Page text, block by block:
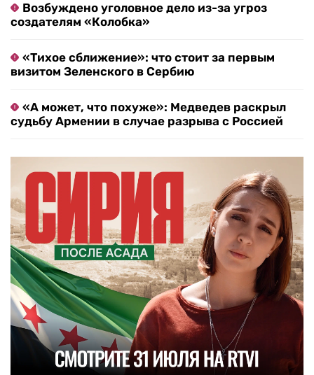
Возбуждено уголовное дело из-за угроз
создателям «Колобка»
«Тихое сближение»: что стоит за первым
визитом Зеленского в Сербию
«А может, что похуже»: Медведев раскрыл
судьбу Армении в случае разрыва с Россией